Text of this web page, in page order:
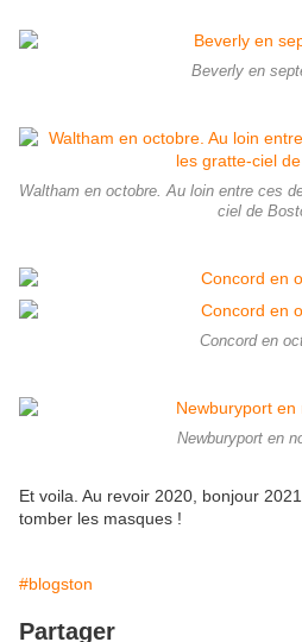
Beverly en
Waltham en octobre. Au loin entre ces
ciel de
Concord en
Newburyport en
Et voila. Au revoir 2020, bonjour
tomber les masques !
#blogston
Partager